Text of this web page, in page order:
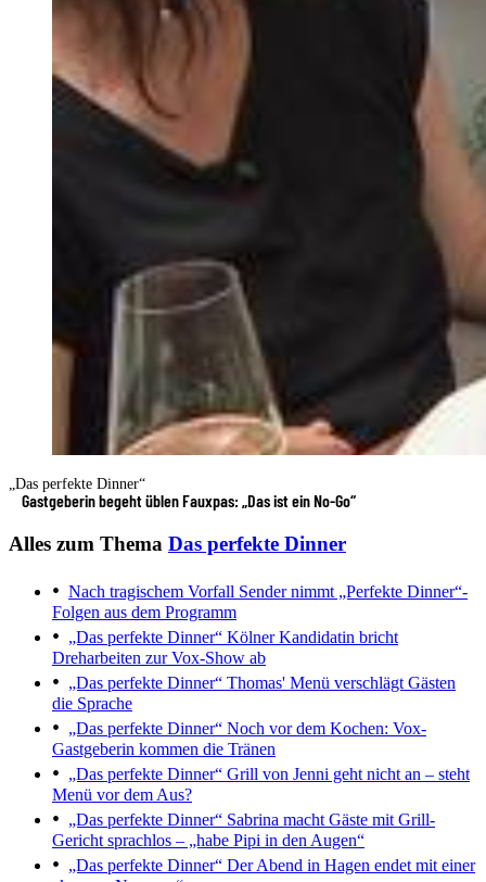
„Das perfekte Dinner“
Gastgeberin begeht üblen Fauxpas: „Das ist ein No-Go“
Alles zum Thema Das perfekte Dinner
Nach tragischem Vorfall Sender nimmt „Perfekte Dinner“-
Folgen aus dem Programm
„Das perfekte Dinner“ Kölner Kandidatin bricht
Dreharbeiten zur Vox-Show ab
„Das perfekte Dinner“ Thomas' Menü verschlägt Gästen
die Sprache
„Das perfekte Dinner“ Noch vor dem Kochen: Vox-
Gastgeberin kommen die Tränen
„Das perfekte Dinner“ Grill von Jenni geht nicht an – steht
Menü vor dem Aus?
„Das perfekte Dinner“ Sabrina macht Gäste mit Grill-
Gericht sprachlos – „habe Pipi in den Augen“
„Das perfekte Dinner“ Der Abend in Hagen endet mit einer